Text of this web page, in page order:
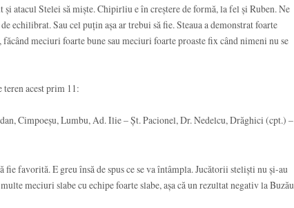
atacul Stelei să miște. Chipirliu e în creștere de formă, la fel și Ruben. Ne
echilibrat. Sau cel puțin așa ar trebui să fie. Steaua a demonstrat foarte
făcând meciuri foarte bune sau meciuri foarte proaste fix când nimeni nu se
acest prim 11:
Cimpoeșu, Lumbu, Ad. Ilie – Șt. Pacionel, Dr. Nedelcu, Drăghici (cpt.) –
favorită. E greu însă de spus ce se va întâmpla. Jucătorii steliști nu și-au
meciuri slabe cu echipe foarte slabe, așa că un rezultat negativ la Buzău